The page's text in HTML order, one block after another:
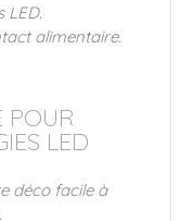
LED.
alimentaire.
POUR
LED
déco facile à